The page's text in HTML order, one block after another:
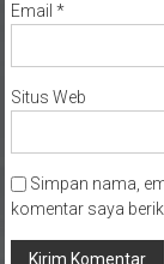
Email *
Situs Web
Simpan nama,
komentar saya